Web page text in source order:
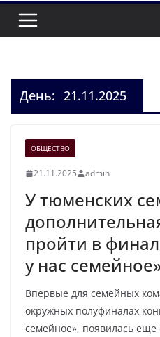
День: 21.11.2025
ОБЩЕСТВО
21.11.2025 admin
У тюменских
пройти в
у нас
Впервые для семейных
окружных полуфиналах
семейное», появилась еще